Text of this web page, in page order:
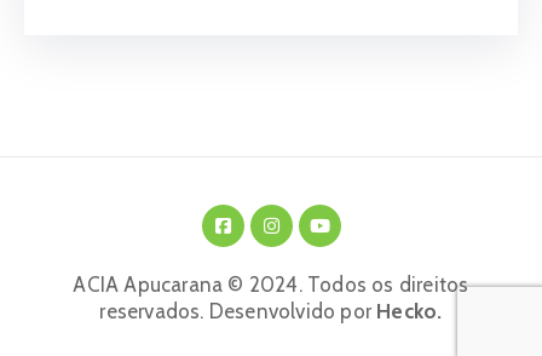
ACIA Apucarana © 2024. Todos os direitos
reservados. Desenvolvido por Hecko.